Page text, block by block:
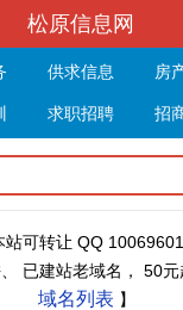
松原信息网
供求信息 房
求职招聘 招
休闲娱乐 体
站可转让 QQ 10069601
已建站老域名， 50
域名列表 】